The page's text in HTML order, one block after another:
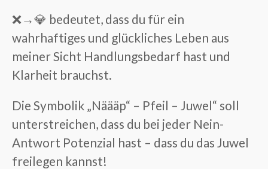
❌→💎 bedeutet, dass du für ein
wahrhaftiges und glückliches Leben aus
meiner Sicht Handlungsbedarf hast und
Klarheit brauchst.
Die Symbolik „Näääp“ – Pfeil – Juwel“ soll
unterstreichen, dass du bei jeder Nein-
Antwort Potenzial hast – dass du das Juwel
freilegen kannst!